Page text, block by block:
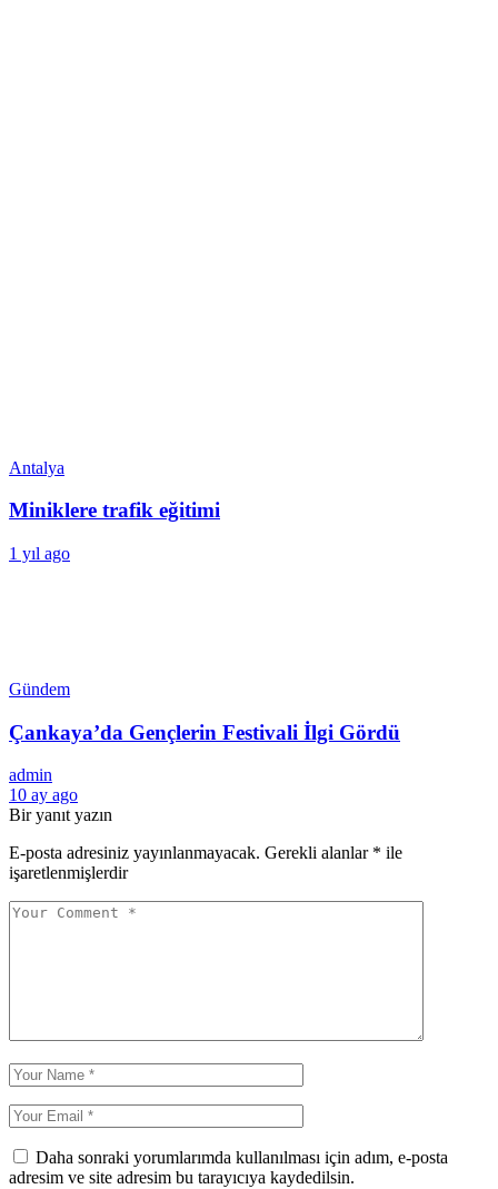
Antalya
Miniklere trafik eğitimi
1 yıl ago
Gündem
Çankaya’da Gençlerin Festivali İlgi Gördü
admin
10 ay ago
Bir yanıt yazın
E-posta adresiniz yayınlanmayacak. Gerekli alanlar * ile
işaretlenmişlerdir
Daha sonraki yorumlarımda kullanılması için adım, e-posta
adresim ve site adresim bu tarayıcıya kaydedilsin.